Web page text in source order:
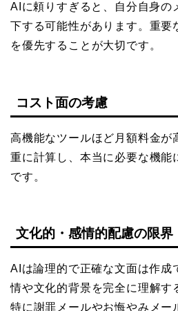
AIに頼りすぎると、自分自身の
下する可能性があります。重要
を優先することが大切です。
コスト面の考慮
高機能なツールほど月額料金が
重に計算し、本当に必要な機能
です。
文化的・感情的配慮の限界
AIは論理的で正確な文面は作成
情や文化的背景を完全に理解す
特に謝罪メールやお悔やみメー